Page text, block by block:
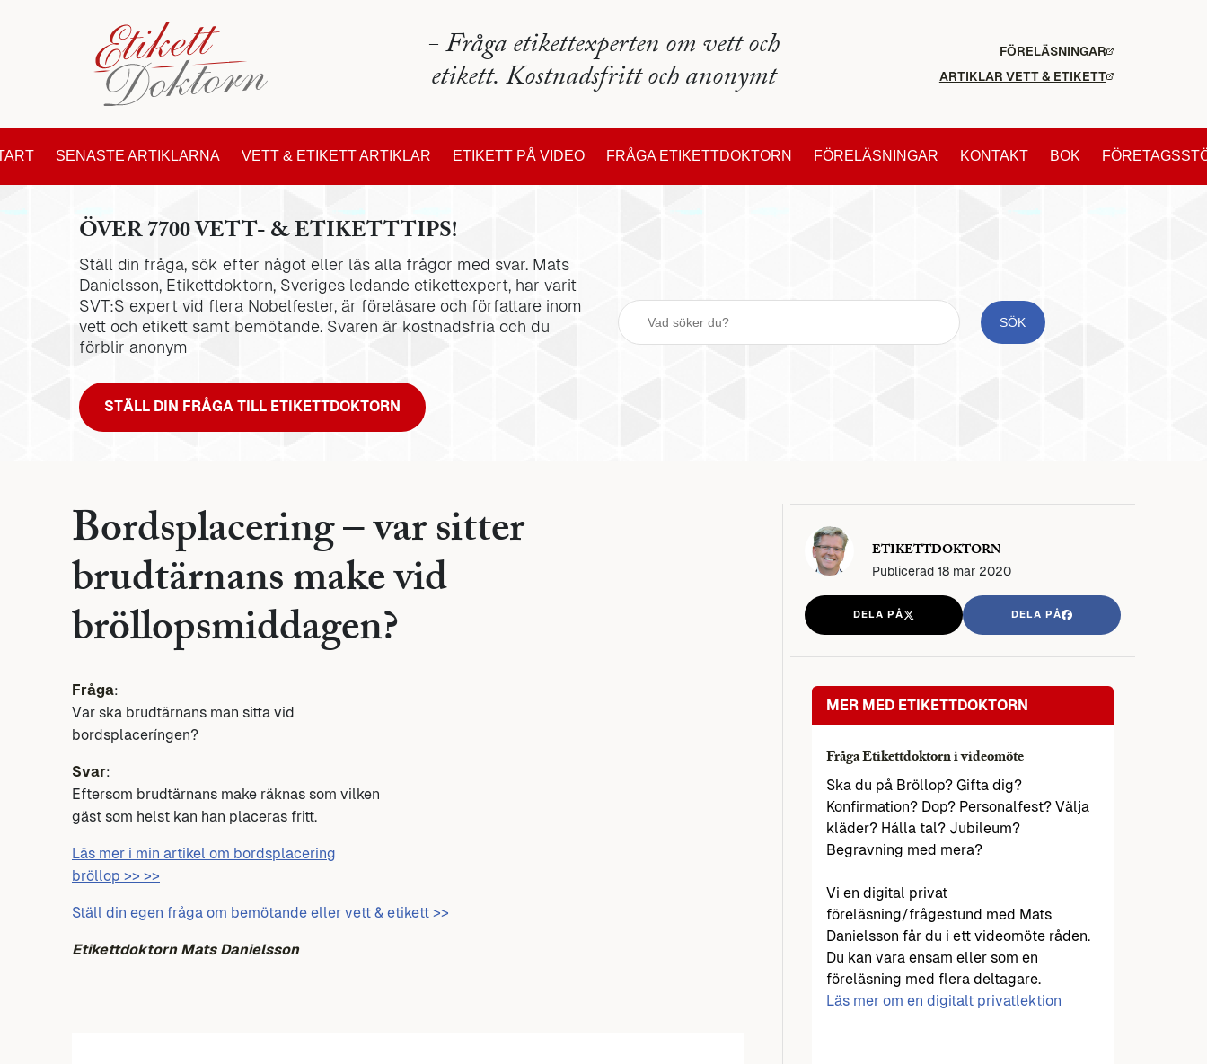
- Fråga etikettexperten om vett och
etikett. Kostnadsfritt och anonymt
FÖRELÄSNINGAR
ARTIKLAR VETT & ETIKETT
SENASTE ARTIKLARNA VETT & ETIKETT ARTIKLAR ETIKETT PÅ VIDEO FRÅGA ETIKETTDOKTORN FÖRELÄSNINGAR KONTAKT BOK
ÖVER 7700 VETT- & ETIKETTTIPS!
Ställ din fråga, sök efter något eller läs alla frågor med svar. Mats
Danielsson, Etikettdoktorn, Sveriges ledande etikettexpert, har varit
SVT:S expert vid flera Nobelfester, är föreläsare och författare inom
vett och etikett samt bemötande. Svaren är kostnadsfria och du
förblir anonym
STÄLL DIN FRÅGA TILL ETIKETTDOKTORN
Bordsplacering – var sitter
brudtärnans make vid
bröllopsmiddagen?
Fråga:
Var ska brudtärnans man sitta vid
bordsplaceríngen?
Svar:
Eftersom brudtärnans make räknas som vilken
gäst som helst kan han placeras fritt.
Läs mer i min artikel om bordsplacering
bröllop >> >>
Ställ din egen fråga om bemötande eller vett & etikett >>
Etikettdoktorn Mats Danielsson
ETIKETTDOKTORN
Publicerad 18 mar 2020
DELA PÅ DELA PÅ
MER MED ETIKETTDOKTORN
Fråga Etikettdoktorn i videomöte
Ska du på Bröllop? Gifta dig?
Konfirmation? Dop? Personalfest? Välja
kläder? Hålla tal? Jubileum?
Begravning med mera?
Vi en digital privat
föreläsning/frågestund med Mats
Danielsson får du i ett videomöte råden.
Du kan vara ensam eller som en
föreläsning med flera deltagare.
Läs mer om en digitalt privatlektion